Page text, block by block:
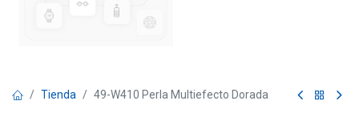
Tienda 49-W410 Perla Multiefecto Dorada